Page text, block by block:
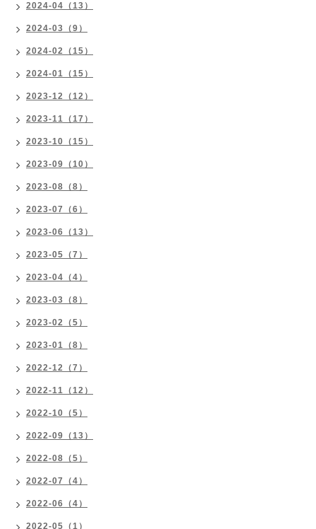
2024-04（13）
2024-03（9）
2024-02（15）
2024-01（15）
2023-12（12）
2023-11（17）
2023-10（15）
2023-09（10）
2023-08（8）
2023-07（6）
2023-06（13）
2023-05（7）
2023-04（4）
2023-03（8）
2023-02（5）
2023-01（8）
2022-12（7）
2022-11（12）
2022-10（5）
2022-09（13）
2022-08（5）
2022-07（4）
2022-06（4）
2022-05（1）